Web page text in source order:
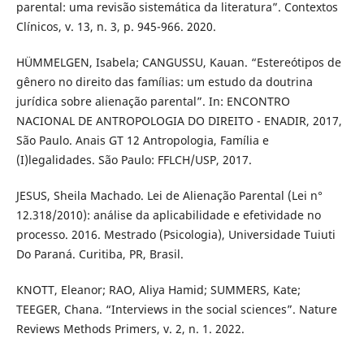
parental: uma revisão sistemática da literatura”. Contextos
Clínicos, v. 13, n. 3, p. 945-966. 2020.
HÜMMELGEN, Isabela; CANGUSSU, Kauan. “Estereótipos de
gênero no direito das famílias: um estudo da doutrina
jurídica sobre alienação parental”. In: ENCONTRO
NACIONAL DE ANTROPOLOGIA DO DIREITO - ENADIR, 2017,
São Paulo. Anais GT 12 Antropologia, Família e
(I)legalidades. São Paulo: FFLCH/USP, 2017.
JESUS, Sheila Machado. Lei de Alienação Parental (Lei n°
12.318/2010): análise da aplicabilidade e efetividade no
processo. 2016. Mestrado (Psicologia), Universidade Tuiuti
Do Paraná. Curitiba, PR, Brasil.
KNOTT, Eleanor; RAO, Aliya Hamid; SUMMERS, Kate;
TEEGER, Chana. “Interviews in the social sciences”. Nature
Reviews Methods Primers, v. 2, n. 1. 2022.